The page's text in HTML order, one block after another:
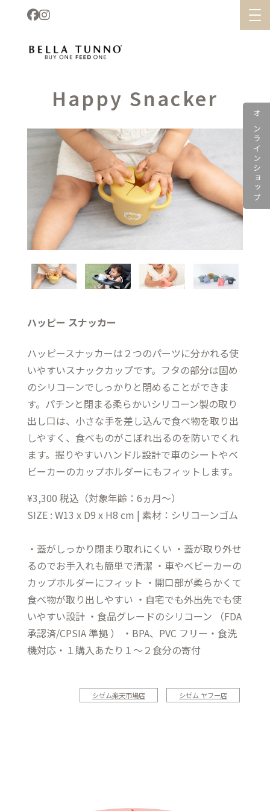
Happy Snacker
ハッピー スナッカー
ハッピースナッカーは２つのパーツに分かれる使
いやすいスナックカップです。フタの部分は固め
のシリコーンでしっかりと閉めることができま
す。パチンと閉まる柔らかいシリコーン製の取り
出し口は、小さな手を差し込んで食べ物を取り出
しやすく、食べものがこぼれ出るのを防いでくれ
ます。握りやすいハンドル設計で車のシートやベ
ビーカーのカップホルダーにもフィットします。
¥3,300 税込（対象年齢：6ヵ月～）
SIZE : W13 x D9 x H8 cm | 素材：シリコーンゴム
・蓋がしっかり閉まり取れにくい ・蓋が取り外せ
るのでお手入れも簡単で清潔 ・車やベビーカーの
カップホルダーにフィット ・開口部が柔らかくて
食べ物が取り出しやすい ・自宅でも外出先でも使
いやすい設計 ・食品グレードのシリコーン （FDA
承認済/CPSIA 準拠 ） ・BPA、PVC フリー・食洗
機対応・１購入あたり１〜２食分の寄付
シゼム楽天市場店 シゼム ヤフー店
オンラインショップ